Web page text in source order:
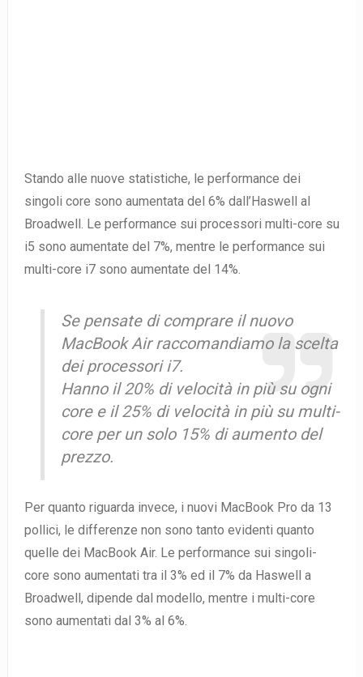
Stando alle nuove statistiche, le performance dei
singoli core sono aumentata del 6% dall’Haswell al
Broadwell. Le performance sui processori multi-core su
i5 sono aumentate del 7%, mentre le performance sui
multi-core i7 sono aumentate del 14%.
Se pensate di comprare il nuovo
MacBook Air raccomandiamo la scelta
dei processori i7.
Hanno il 20% di velocità in più su ogni
core e il 25% di velocità in più su multi-
core per un solo 15% di aumento del
prezzo.
Per quanto riguarda invece, i nuovi MacBook Pro da 13
pollici, le differenze non sono tanto evidenti quanto
quelle dei MacBook Air. Le performance sui singoli-
core sono aumentati tra il 3% ed il 7% da Haswell a
Broadwell, dipende dal modello, mentre i multi-core
sono aumentati dal 3% al 6%.